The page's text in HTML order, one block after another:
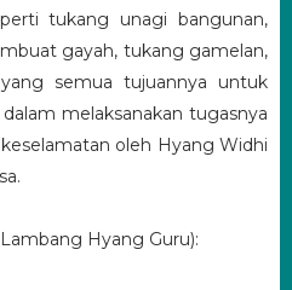
tukang unagi bangunan,
gayah, tukang gamelan,
semua tujuannya untuk
melaksanakan tugasnya
oleh Hyang Widhi
Hyang Guru):